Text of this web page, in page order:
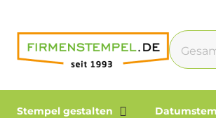
Stempel gestalten